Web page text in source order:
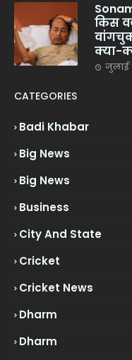
किस
क्या-
जुलाई
CATEGORIES
Badi Khabar
Big News
Big News
Business
City And State
Cricket
Cricket News
Dharm
Dharm